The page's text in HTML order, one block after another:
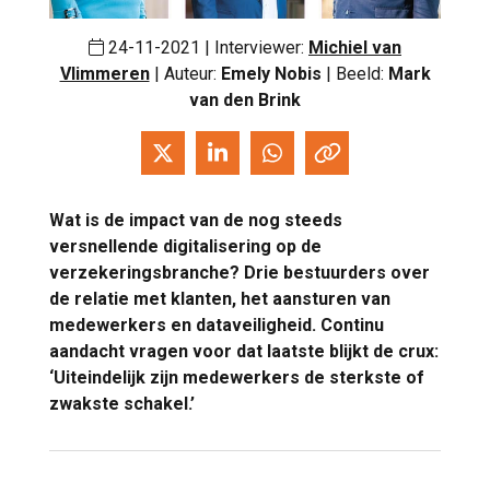
24-11-2021 | Interviewer: Michiel van
Vlimmeren | Auteur: Emely Nobis | Beeld: Mark
van den Brink
Wat is de impact van de nog steeds
versnellende digitalisering op de
verzekeringsbranche? Drie bestuurders over
de relatie met klanten, het aansturen van
medewerkers en dataveiligheid. Continu
aandacht vragen voor dat laatste blijkt de crux:
‘Uiteindelijk zijn medewerkers de sterkste of
zwakste schakel.’